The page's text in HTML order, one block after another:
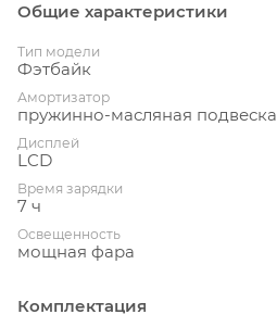
Общие характеристики
Тип модели
Фэтбайк
Амортизатор
пружинно-масляная подвеска
Дисплей
LCD
Время зарядки
7 ч
Освещенность
мощная фара
Комплектация